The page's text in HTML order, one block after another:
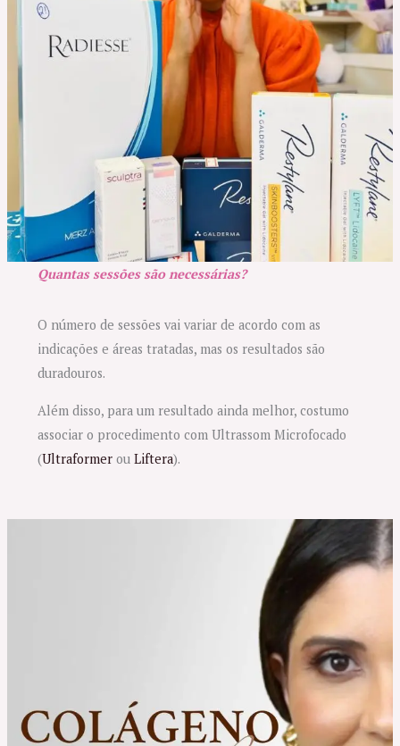
Quantas sessões são necessárias?
O número de sessões vai variar de acordo com as
indicações e áreas tratadas, mas os resultados são
duradouros.
Além disso, para um resultado ainda melhor, costumo
associar o procedimento com Ultrassom Microfocado
(Ultraformer ouLiftera).